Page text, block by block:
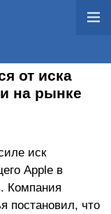
от иска
на рынке
иск
Apple в
Компания
постановил, что